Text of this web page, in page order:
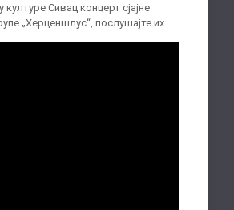
Сивац концерт сјајне
„Херценшлус“, послушајте их.